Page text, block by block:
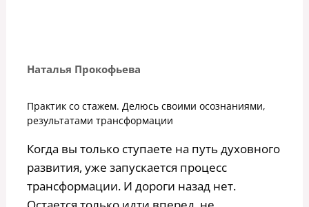
Наталья Прокофьева
Практик со стажем. Делюсь своими осознаниями,
результатами трансформации
Когда вы только ступаете на путь духовного
развития, уже запускается процесс
трансформации. И дороги назад нет.